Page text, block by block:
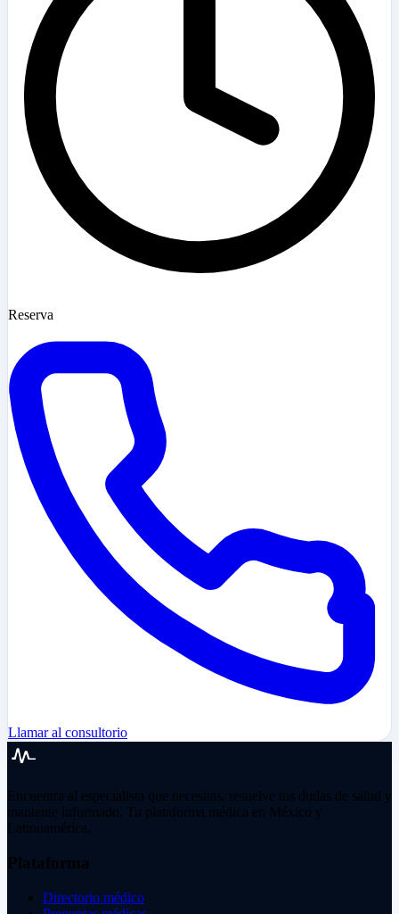
Reserva
Llamar al consultorio
Encuentra al especialista que necesitas, resuelve tus dudas de salud y
mantente informado. Tu plataforma médica en México y
Latinoamérica.
Plataforma
Directorio médico